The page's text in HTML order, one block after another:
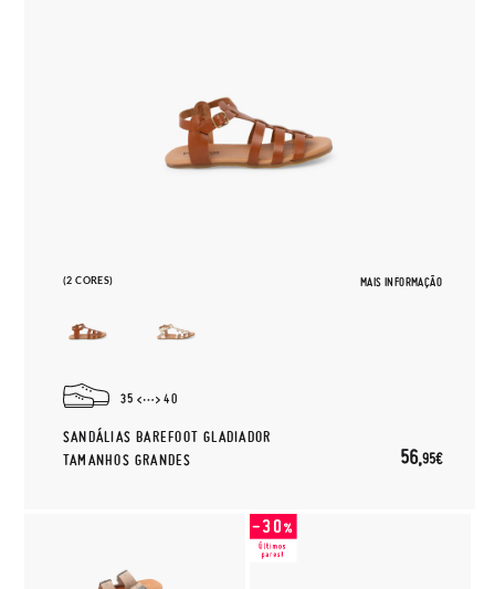
(2 CORES) MAIS INFORMAÇÃO
35 40
SANDÁLIAS BAREFOOT GLADIADOR
TAMANHOS GRANDES
56,95€